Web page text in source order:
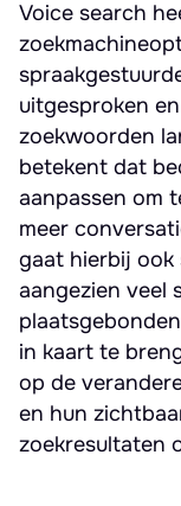
Voice search
uitgesproken
zoekwoorden
betekent dat
aanpassen om
meer
gaat hierbij ook
aangezien veel
in kaart te
op de
en hun
zoekresultaten